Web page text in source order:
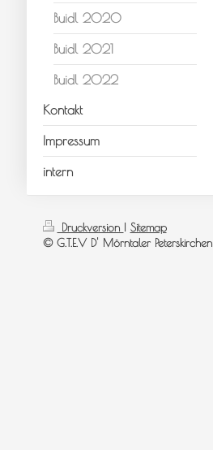
Buidl 2020
Buidl 2021
Buidl 2022
Kontakt
Impressum
intern
Druckversion
Sitemap
© G.T.E.V D' Mörntaler Peterskirchen